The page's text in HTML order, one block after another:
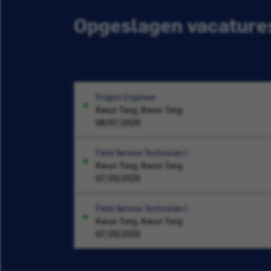
Opgeslagen
Project Engineer
Kwun Tong, Kwun Tong
08/07/2026
Field Service Technician I
Kwun Tong, Kwun Tong
07/20/2026
Field Service Technician I
Kwun Tong, Kwun Tong
07/20/2026